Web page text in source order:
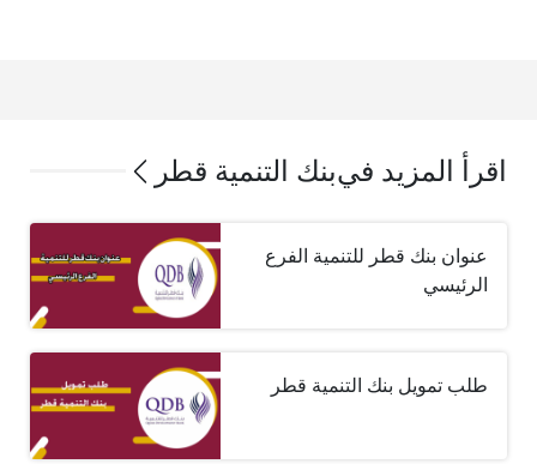
اقرأ المزيد فيبنك التنمية قطر
عنوان بنك قطر للتنمية الفرع
الرئيسي
طلب تمويل بنك التنمية قطر